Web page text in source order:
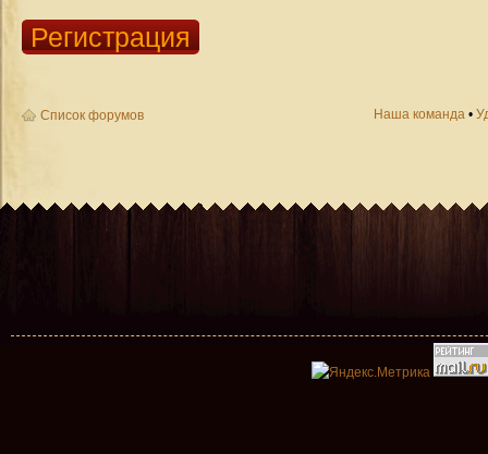
Регистрация
Список форумов Наша команда •